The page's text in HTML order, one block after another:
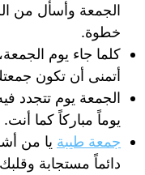
الجمعة وأسأل من
خطوة.
كلما جاء يوم
أتمنى أن تكون
الجمعة يوم تتجدد
يوماً مباركاً كما أنت.
جمعة طيبة يا من
دائماً مستجابة